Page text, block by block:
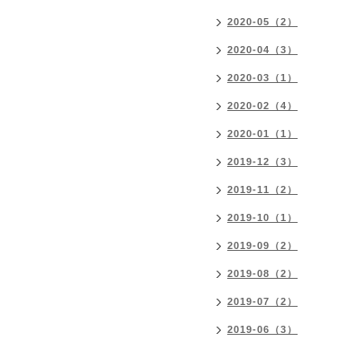
2020-05（2）
2020-04（3）
2020-03（1）
2020-02（4）
2020-01（1）
2019-12（3）
2019-11（2）
2019-10（1）
2019-09（2）
2019-08（2）
2019-07（2）
2019-06（3）